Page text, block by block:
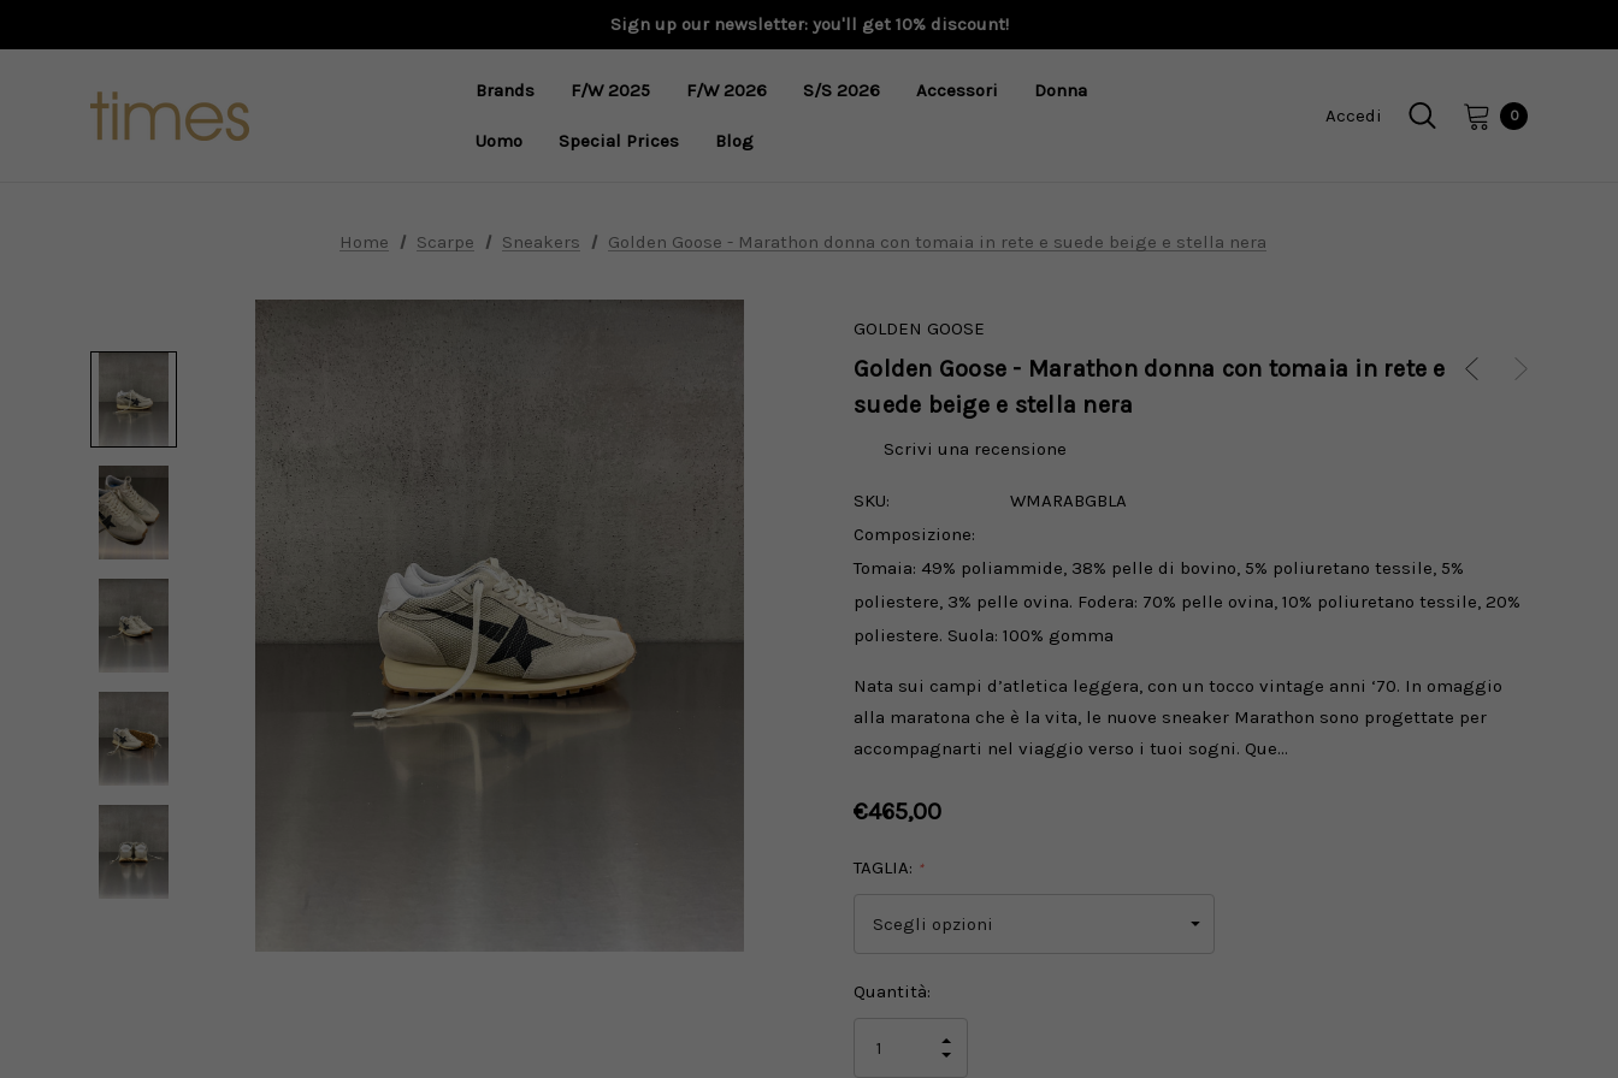
Sign up our newsletter: you'll get 10% discount!
Brands F/W 2025 F/W 2026 S/S 2026 Accessori Donna
Uomo Special Prices Blog
Accedi 0
Home Scarpe Sneakers Golden Goose - Marathon donna con tomaia in rete e suede beige e stella nera
GOLDEN GOOSE
Golden Goose - Marathon donna con tomaia in rete e
suede beige e stella nera
Scrivi una recensione
SKU:
WMARABGBLA
Composizione:
Tomaia: 49% poliammide, 38% pelle di bovino, 5% poliuretano tessile, 5%
poliestere, 3% pelle ovina. Fodera: 70% pelle ovina, 10% poliuretano tessile, 20%
poliestere. Suola: 100% gomma
Nata sui campi d’atletica leggera, con un tocco vintage anni ‘70. In omaggio
alla maratona che è la vita, le nuove sneaker Marathon sono progettate per
accompagnarti nel viaggio verso i tuoi sogni. Que…
€465,00
TAGLIA: *
Disponibilità
Quantità:
AUMENTA